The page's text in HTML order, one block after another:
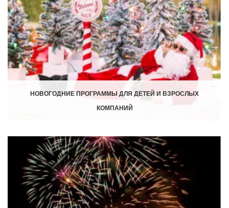
НОВОГОДНИЕ ПРОГРАММЫ ДЛЯ ДЕТЕЙ И ВЗРОСЛЫХ
КОМПАНИЙ